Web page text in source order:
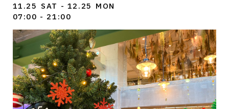
11.25 SAT - 12.25 MON
07:00 - 21:00